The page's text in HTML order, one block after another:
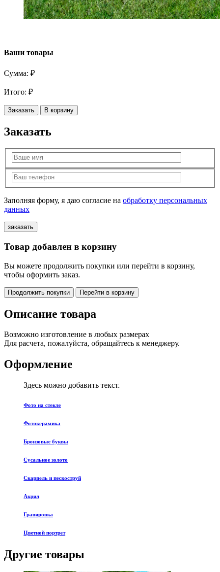
Ваши товары
Сумма: ₽
Итого: ₽
Заказать В корзину
Заказать
Заполняя форму, я даю согласие на обработку персональных
данных
Товар добавлен в корзину
Вы можете продолжить покупки или перейти в корзину,
чтобы оформить заказ.
Продолжить покупки Перейти в корзину
Описание товара
Возможно изготовление в любых размерах
Для расчета, пожалуйста, обращайтесь к менеджеру.
Оформление
Здесь можно добавить текст.
Фото на стекле
Фотокерамика
Бронзовые буквы
Сусальное золото
Скарпель и пескоструй
Акрил
Гравировка
Цветной портрет
Другие товары